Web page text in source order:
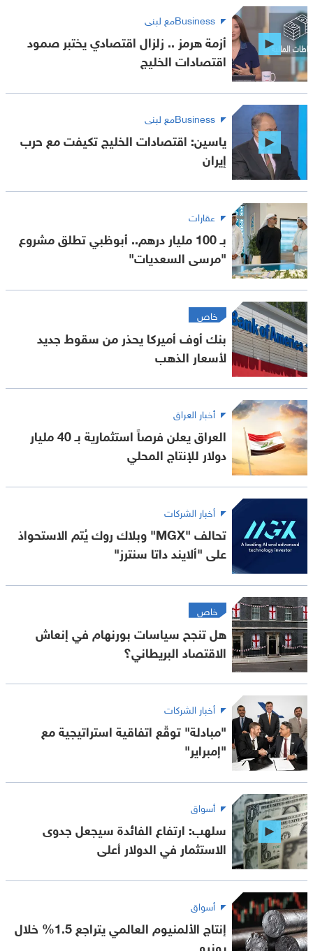
Businessمع لبنى
أزمة هرمز .. زلزال اقتصادي يختبر صمود
اقتصادات الخليج
Businessمع لبنى
ياسين: اقتصادات الخليج تكيفت مع حرب
إيران
عقارات
بـ 100 مليار درهم.. أبوظبي تطلق مشروع
"مرسى السعديات"
خاص
بنك أوف أميركا يحذر من سقوط جديد
لأسعار الذهب
أخبار العراق
العراق يعلن فرصاً استثمارية بـ 40 مليار
دولار للإنتاج المحلي
أخبار الشركات
تحالف "MGX" وبلاك روك يُتم الاستحواذ
على "ألايند داتا سنترز"
خاص
هل تنجح سياسات بورنهام في إنعاش
الاقتصاد البريطاني؟
أخبار الشركات
"مبادلة" توقّع اتفاقية استراتيجية مع
"إمبراير"
أسواق
سلهب: ارتفاع الفائدة سيجعل جدوى
الاستثمار في الدولار أعلى
أسواق
إنتاج الألمنيوم العالمي يتراجع 1.5% خلال
يونيو